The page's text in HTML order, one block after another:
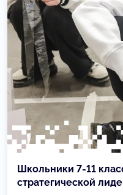
Школьники 7-11
стратегической